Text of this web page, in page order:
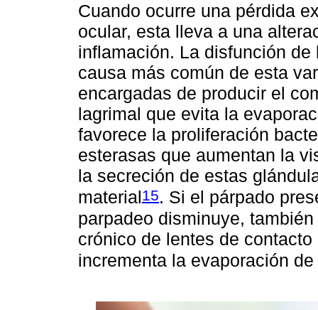
Cuando ocurre una pérdida
ocular, esta lleva a una
inflamación. La disfunción
causa más común de esta
encargadas de producir el
lagrimal que evita la
favorece la proliferación
esterasas que aumentan la
la secreción de estas
material15. Si el párpado
parpadeo disminuye,
crónico de lentes de
incrementa la evaporación